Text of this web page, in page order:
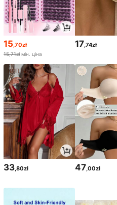
15,70zł
15,71zł мін. ціна
17,74zł
33,80zł 47,00zł